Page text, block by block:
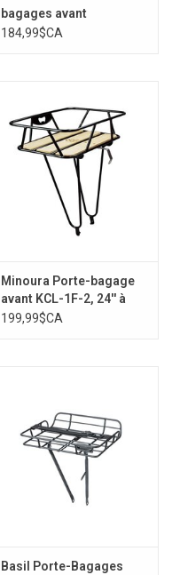
bagages avant
Randonneur avec
184,99$CA
Minoura Porte-bagage
avant KCL-1F-2, 24'' à
700C, Black
199,99$CA
Basil Porte-Bagages